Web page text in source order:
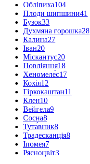
Обліпиха104
Плоди шипшини41
Бузок33
Духмяна горошка28
Калина27
Іван20
Міскантус20
Повліяння18
Хеномеле́с17
Кохія12
Гіркокаштан11
Клен10
Вейгела9
Сосна8
Тута́вник8
Традесканція8
Іпомея7
Рясноцвіт3